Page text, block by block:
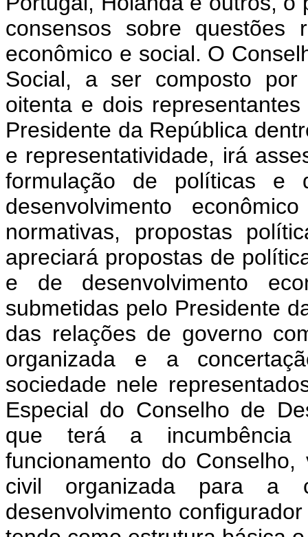
consensos sobre questões
econômico e social. O
Social, a ser composto
oitenta e dois
Presidente da República
e representatividade, irá
formulação de políticas e
desenvolvimento
normativas, propostas
apreciará propostas de
e de desenvolvimento
submetidas pelo Presidente
das relações de governo
organizada e a
sociedade nele
Especial do Conselho de
que terá a
funcionamento do
civil organizada para a
desenvolvimento